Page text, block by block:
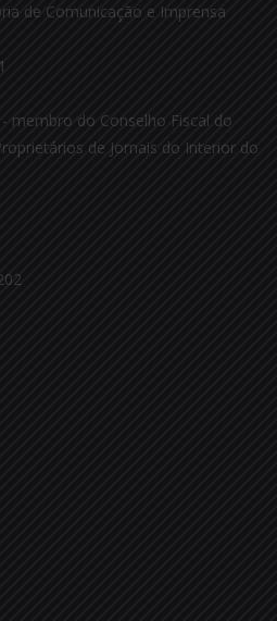
de Comunicação e Imprensa
membro do Conselho Fiscal do
de Jornais do Interior do